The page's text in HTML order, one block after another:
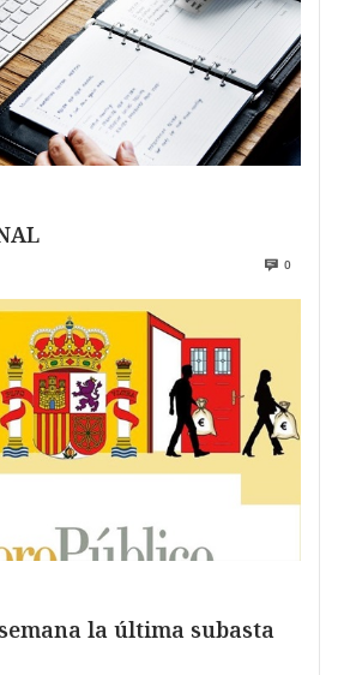
0
semana la última subasta